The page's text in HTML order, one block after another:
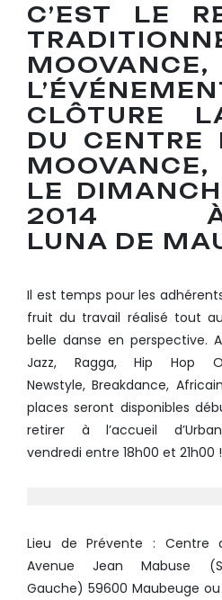
C’EST LE
MOOVANCE,
CLÔTURE
DU CENTRE
MOOVANCE,
LE
2014
LUNA DE
Il est temps pour les
fruit du travail réalisé tout
belle danse en perspective.
Jazz, Ragga, Hip Hop
Newstyle, Breakdance,
places seront disponibles
retirer à l’accueil
vendredi entre 18h00 et 21h00 !
Lieu de Prévente : Centre
Avenue Jean Mabuse
Gauche) 59600 Maubeuge